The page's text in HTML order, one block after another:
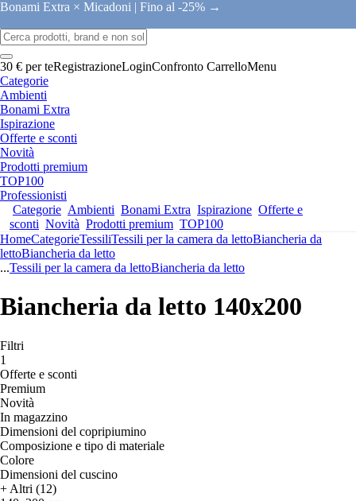
Bonami Extra × Micadoni | Fino al -25% →
30 € per teRegistrazioneLoginConfronto CarrelloMenu
Categorie
Ambienti
Bonami Extra
Ispirazione
Offerte e sconti
Novità
Prodotti premium
TOP100
Professionisti
Categorie Ambienti Bonami Extra Ispirazione Offerte e
sconti Novità Prodotti premium TOP100
HomeCategorieTessiliTessili per la camera da lettoBiancheria da
lettoBiancheria da letto
...Tessili per la camera da lettoBiancheria da letto
Biancheria da letto 140x200
Filtri
1
Offerte e sconti
Premium
Novità
In magazzino
Dimensioni del copripiumino
Composizione e tipo di materiale
Colore
Dimensioni del cuscino
+ Altri (12)